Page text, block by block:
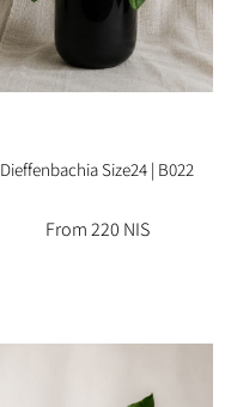
Dieffenbachia Size24 | B022
From 220 NIS